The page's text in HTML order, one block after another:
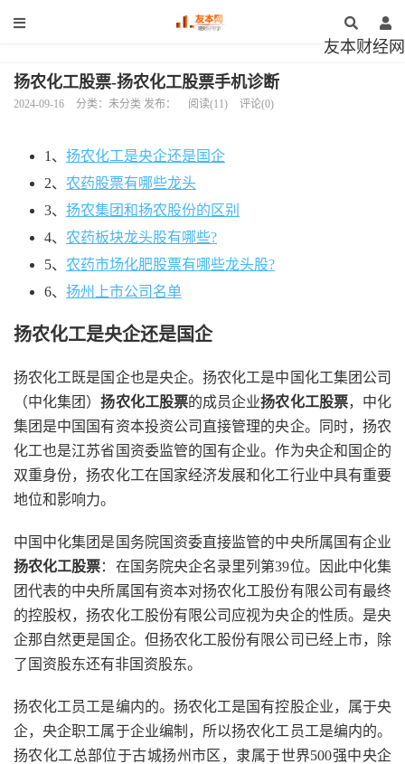
友本财经网
扬农化工股票-扬农化工股票手机诊断
2024-09-16 分类：未分类 发布： 阅读(11) 评论(0)
1、 扬农化工是央企还是国企
2、 农药股票有哪些龙头
3、 扬农集团和扬农股份的区别
4、 农药板块龙头股有哪些?
5、 农药市场化肥股票有哪些龙头股?
6、 扬州上市公司名单
扬农化工是央企还是国企
扬农化工既是国企也是央企。扬农化工是中国化工集团公司
（中化集团）扬农化工股票的成员企业扬农化工股票，中化
集团是中国国有资本投资公司直接管理的央企。同时，扬农
化工也是江苏省国资委监管的国有企业。作为央企和国企的
双重身份，扬农化工在国家经济发展和化工行业中具有重要
地位和影响力。
中国中化集团是国务院国资委直接监管的中央所属国有企业
扬农化工股票：在国务院央企名录里列第39位。因此中化集
团代表的中央所属国有资本对扬农化工股份有限公司有最终
的控股权，扬农化工股份有限公司应视为央企的性质。是央
企那自然更是国企。但扬农化工股份有限公司已经上市，除
了国资股东还有非国资股东。
扬农化工员工是编内的。扬农化工是国有控股企业，属于央
企，央企职工属于企业编制，所以扬农化工员工是编内的。
扬农化工总部位于古城扬州市区，隶属于世界500强中央企